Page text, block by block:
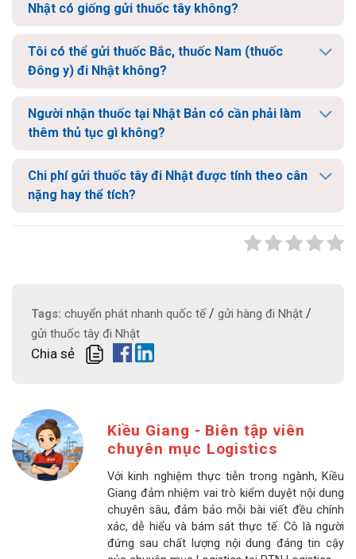
Nhật có giống gửi thuốc tây không?
Tôi có thể gửi thuốc Bắc, thuốc Nam (thuốc
Đông y) đi Nhật không?
Người nhận thuốc tại Nhật Bản có cần phải làm
thêm thủ tục gì không?
Chi phí gửi thuốc tây đi Nhật được tính theo cân
nặng hay thể tích?
Tags: chuyển phát nhanh quốc tế/ gửi hàng đi Nhật /
gửi thuốc tây đi Nhật
Chia sẻ
Kiều Giang - Biên tập viên
chuyên mục Logistics
Với kinh nghiệm thực tiễn trong ngành, Kiều
Giang đảm nhiệm vai trò kiểm duyệt nội dung
chuyên sâu, đảm bảo mỗi bài viết đều chính
xác, dễ hiểu và bám sát thực tế. Cô là người
đứng sau chất lượng nội dung đáng tin cậy